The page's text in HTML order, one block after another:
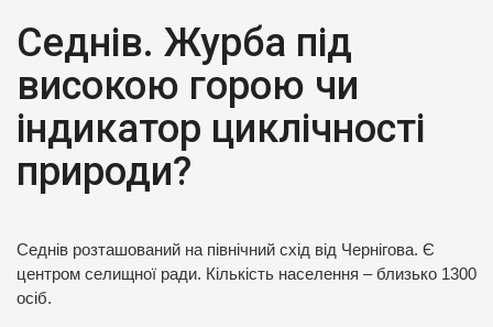
Седнів. Журба під
високою горою чи
індикатор циклічності
природи?
Седнів розташований на північний схід від Чернігова. Є
центром селищної ради. Кількість населення – близько 1300
осіб.